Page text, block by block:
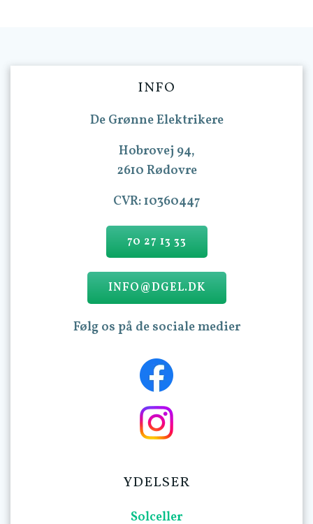
INFO
De Grønne Elektrikere
Hobrovej 94,
2610 Rødovre
CVR: 10360447
70 27 13 33
INFO@DGEL.DK
Følg os på de sociale medier
YDELSER
Solceller